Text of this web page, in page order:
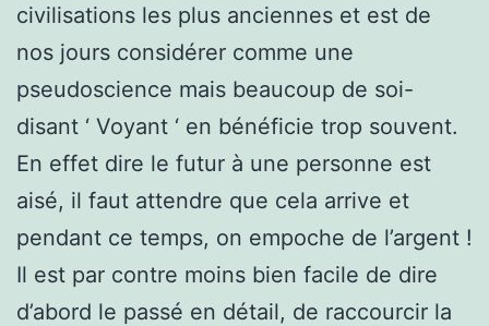
civilisations les plus anciennes et est de
nos jours considérer comme une
pseudoscience mais beaucoup de soi-
disant ‘ Voyant ‘ en bénéficie trop souvent.
En effet dire le futur à une personne est
aisé, il faut attendre que cela arrive et
pendant ce temps, on empoche de l’argent !
Il est par contre moins bien facile de dire
d’abord le passé en détail, de raccourcir la